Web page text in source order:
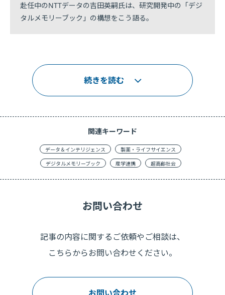
赴任中のNTTデータの吉田英嗣氏は、研究開発中の「デジ
タルメモリーブック」の構想をこう語る。
続きを読む
関連キーワード
データ＆インテリジェンス
製薬・ライフサイエンス
デジタルメモリーブック
産学連携 超高齢社会
お問い合わせ
記事の内容に関するご依頼やご相談は、
こちらからお問い合わせください。